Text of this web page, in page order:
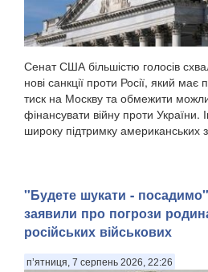
Сенат США більшістю голосів
нові санкції проти Росії, який
тиск на Москву та обмежити
фінансувати війну проти України.
широку підтримку американських
"Будете шукати -
заявили про погрози
російських військових
п’ятниця, 7 серпень 2026, 22:26